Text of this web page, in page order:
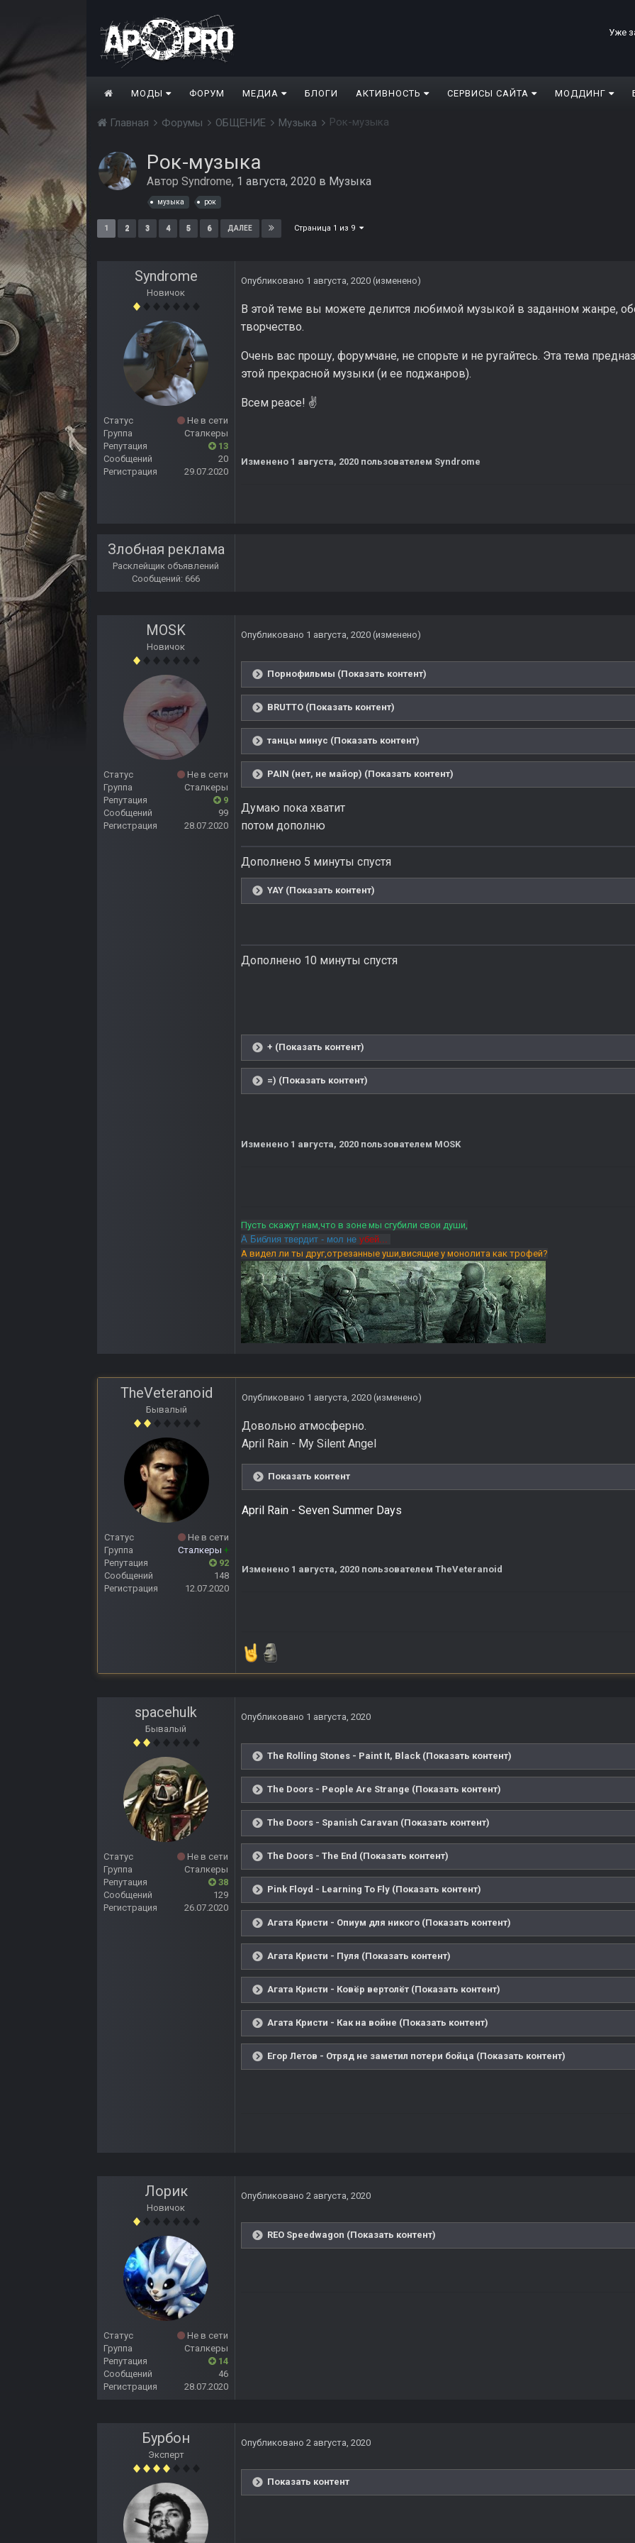
Уже
МОДЫ ФОРУМ МЕДИА БЛОГИ АКТИВНОСТЬ СЕРВИСЫ САЙТА МОДДИНГ
Главная Форумы ОБЩЕНИЕ Музыка Рок-музыка
Рок-музыка
Автор Syndrome, 1 августа, 2020 в Музыка
музыка рок
1 2 3 4 5 6 ДАЛЕЕ Страница 1 из 9
Syndrome
Новичок
Статус
Не в сети
Группа
Сталкеры
Репутация
13
Сообщений
20
Регистрация
29.07.2020
Опубликовано 1 августа, 2020 (изменено)
В этой теме вы можете делится любимой музыкой в заданном жанре,
творчество.
Очень вас прошу, форумчане, не спорьте и не ругайтесь. Эта тема
этой прекрасной музыки (и ее поджанров).
Всем peace! ✌️
Изменено 1 августа, 2020 пользователем Syndrome
Злобная реклама
Расклейщик объявлений
Сообщений: 666
MOSK
Новичок
Статус
Не в сети
Группа
Сталкеры
Репутация
9
Сообщений
99
Регистрация
28.07.2020
Опубликовано 1 августа, 2020 (изменено)
Порнофильмы (Показать контент)
BRUTTO (Показать контент)
танцы минус (Показать контент)
PAIN (нет, не майор) (Показать контент)
Думаю пока хватит
потом дополню
Дополнено 5 минуты спустя
YAY (Показать контент)
Дополнено 10 минуты спустя
+ (Показать контент)
=) (Показать контент)
Изменено 1 августа, 2020 пользователем MOSK
Пусть скажут нам,что в зоне мы сгубили свои души,
А Библия твердит - мол не убей...
А видел ли ты друг,отрезанные уши,висящие у монолита как трофей?
TheVeteranoid
Бывалый
Статус
Не в сети
Группа
Сталкеры +
Репутация
92
Сообщений
148
Регистрация
12.07.2020
Опубликовано 1 августа, 2020 (изменено)
Довольно атмосферно.
April Rain - My Silent Angel
Показать контент
April Rain - Seven Summer Days
Изменено 1 августа, 2020 пользователем TheVeteranoid
spacehulk
Бывалый
Статус
Не в сети
Группа
Сталкеры
Репутация
38
Сообщений
129
Регистрация
26.07.2020
Опубликовано 1 августа, 2020
The Rolling Stones - Paint It, Black (Показать контент)
The Doors - People Are Strange (Показать контент)
The Doors - Spanish Caravan (Показать контент)
The Doors - The End (Показать контент)
Pink Floyd - Learning To Fly (Показать контент)
Агата Кристи - Опиум для никого (Показать контент)
Агата Кристи - Пуля (Показать контент)
Агата Кристи - Ковёр вертолёт (Показать контент)
Агата Кристи - Как на войне (Показать контент)
Егор Летов - Отряд не заметил потери бойца (Показать контент)
Лорик
Новичок
Статус
Не в сети
Группа
Сталкеры
Репутация
14
Сообщений
46
Регистрация
28.07.2020
Опубликовано 2 августа, 2020
REO Speedwagon (Показать контент)
Бурбон
Эксперт
Опубликовано 2 августа, 2020
Показать контент